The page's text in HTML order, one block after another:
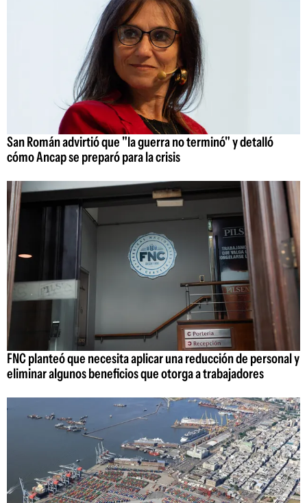
San Román advirtió que "la guerra no terminó" y detalló
cómo Ancap se preparó para la crisis
FNC planteó que necesita aplicar una reducción de personal y
eliminar algunos beneficios que otorga a trabajadores